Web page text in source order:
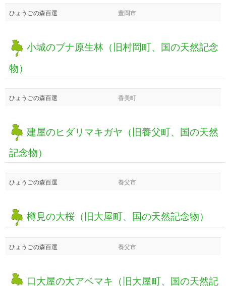
ひょうごの森百選 豊岡市
物）
ひょうごの森百選 香美町
記念物）
ひょうごの森百選 養父市
樽見の大桜（旧大屋町、国の天然記念物）
ひょうごの森百選 養父市